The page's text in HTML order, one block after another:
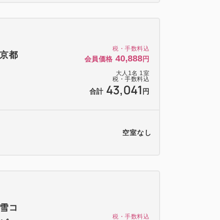
税・手数料込
会員価格 40,888円
大人 1名 1室
税・手数料込
合計 43,041 円
都
空室なし
税・手数料込
コ